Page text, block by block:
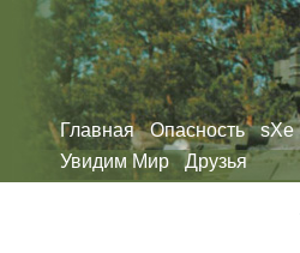
Главная Опасность sXe
Увидим Мир
Друзья